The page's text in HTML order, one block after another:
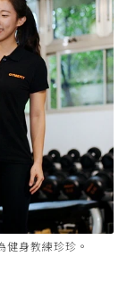
身教練珍珍。